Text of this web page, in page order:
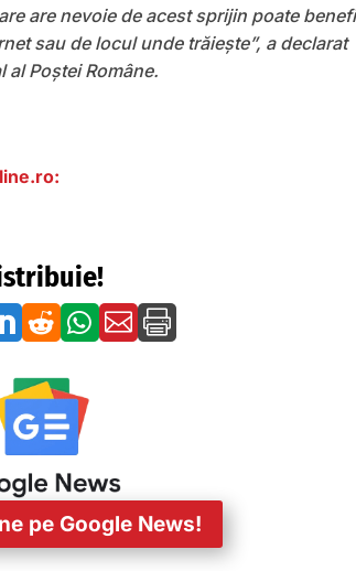
are nevoie de acest sprijin poate
sau de locul unde trăiește”, a declarat
al Poștei Române.
   
pe Google News!